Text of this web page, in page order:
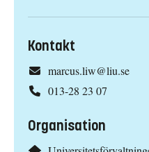
Kontakt
marcus.liw@liu.se
013-28 23 07
Organisation